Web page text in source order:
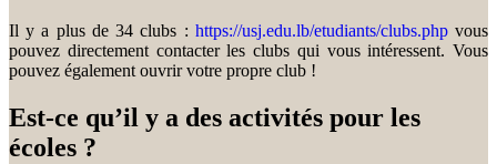
Il y a plus de 34 clubs : https://usj.edu.lb/etudiants/clubs.phpvous
pouvez directement contacter les clubs qui vous intéressent. Vous
pouvez également ouvrir votre propre club !
Est-ce qu’il y a des activités pour les
écoles ?